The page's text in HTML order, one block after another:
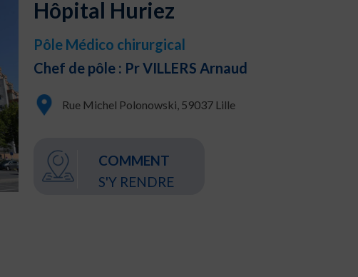
Hôpital Huriez
Pôle Médico chirurgical
Chef de pôle : Pr VILLERS Arnaud
Rue Michel Polonowski, 59037 Lille
COMMENT
S'Y RENDRE